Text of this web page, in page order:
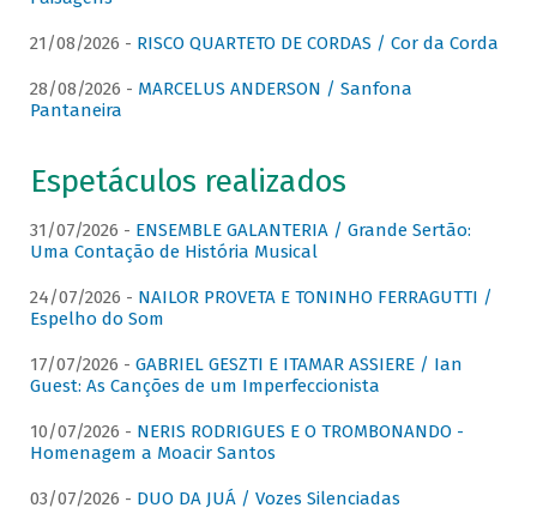
21/08/2026 - RISCO QUARTETO DE CORDAS / Cor da Corda
28/08/2026 - MARCELUS ANDERSON / Sanfona
Pantaneira
Espetáculos realizados
31/07/2026 - ENSEMBLE GALANTERIA / Grande Sertão:
Uma Contação de História Musical
24/07/2026 - NAILOR PROVETA E TONINHO FERRAGUTTI /
Espelho do Som
17/07/2026 - GABRIEL GESZTI E ITAMAR ASSIERE / Ian
Guest: As Canções de um Imperfeccionista
10/07/2026 - NERIS RODRIGUES E O TROMBONANDO -
Homenagem a Moacir Santos
03/07/2026 - DUO DA JUÁ / Vozes Silenciadas